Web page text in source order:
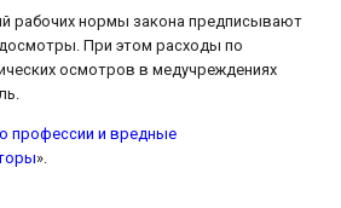
рабочих нормы закона предписывают
При этом расходы по
осмотров в медучреждениях
профессии и вредные
».